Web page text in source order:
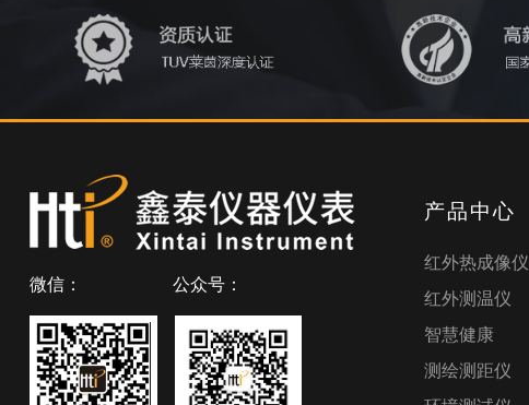
微信： 公众号：
产品中心
红外热成像仪
红外测温仪
智慧健康
测绘测距仪